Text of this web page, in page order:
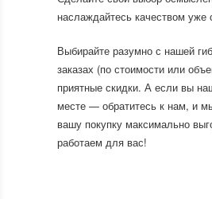
наслаждайтесь качеством уже
Выбирайте разумно с нашей
заказах (по стоимости или
приятные скидки. А если вы
месте — обратитесь к нам, и
вашу покупку максимально
работаем для вас!